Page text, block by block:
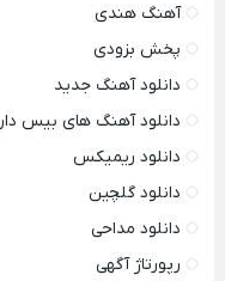
آهنگ هندی
پخش بزودی
دانلود آهنگ جدید
دانلود آهنگ های بیس دار
دانلود ریمیکس
دانلود گلچین
دانلود مداحی
رپورتاژ آگهی